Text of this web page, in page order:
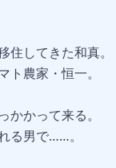
してきた和真。
農家・恒一。
かって来る。
る男で……。